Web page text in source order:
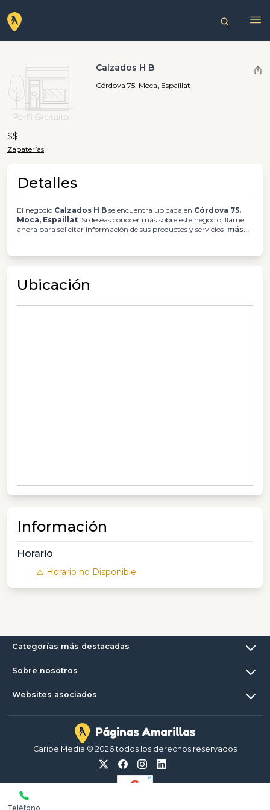
Calzados H B
Córdova 75, Moca, Espaillat
$$
Zapaterías
Teléfono
Detalles
El negocio Calzados H B se encuentra ubicada en Córdova 75.
Moca, Espaillat. Si deseas conocer más sobre este negocio, llame
ahora para solicitar información de sus productos y servicios más...
Ubicación
Información
Horario
⚠️ Horario no Disponible
Categorías más destacadas
Sobre nosotros
Websites asociados
Caribe Media © 2026 todos los derechos reservados